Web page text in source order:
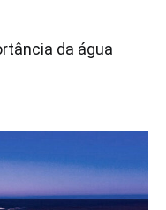
da água